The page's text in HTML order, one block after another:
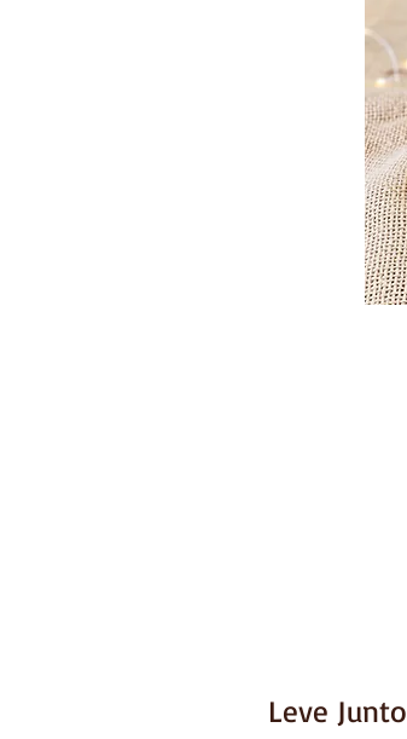
Leve Junto